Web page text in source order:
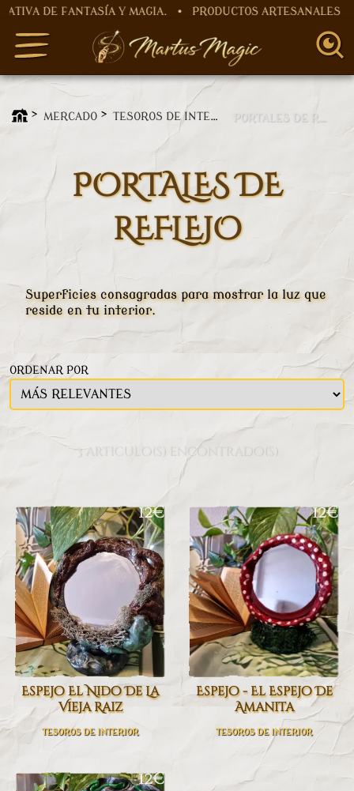
DE FANTASÍA Y MAGIA. • PRODUCTOS ARTESANALES
PORTALES DE REFLEJO
TESOROS DE INTERIOR
MERCADO
PORTALES DE
REFLEJO
Superficies consagradas para mostrar la luz que
reside en tu interior.
3 articulo(s) encontrado(s)
ORDENAR POR
Espejo El Nido De La
Vieja Raiz
12€
TESOROS DE INTERIOR
Espejo - El Espejo De
Amanita
12€
TESOROS DE INTERIOR
12€